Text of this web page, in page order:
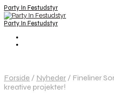
Party In Festudstyr
Party In Festudstyr
Forside / Nyheder / Fineliner
kreative projekter!